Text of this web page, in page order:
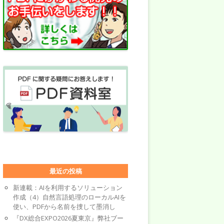
最近の投稿
新連載：AIを利用するソリューション
作成（4）自然言語処理のローカルAIを
使い、PDFから名前を捜して墨消し
『DX総合EXPO2026夏東京』弊社ブー